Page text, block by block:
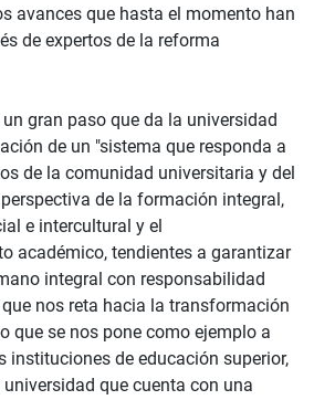
avances que hasta el momento han
de expertos de la reforma
un gran paso que da la universidad
de un "sistema que responda a
de la comunidad universitaria y del
de la formación integral,
e intercultural y el
académico, tendientes a garantizar
integral con responsabilidad
nos reta hacia la transformación
que se nos pone como ejemplo a
instituciones de educación superior,
que cuenta con una